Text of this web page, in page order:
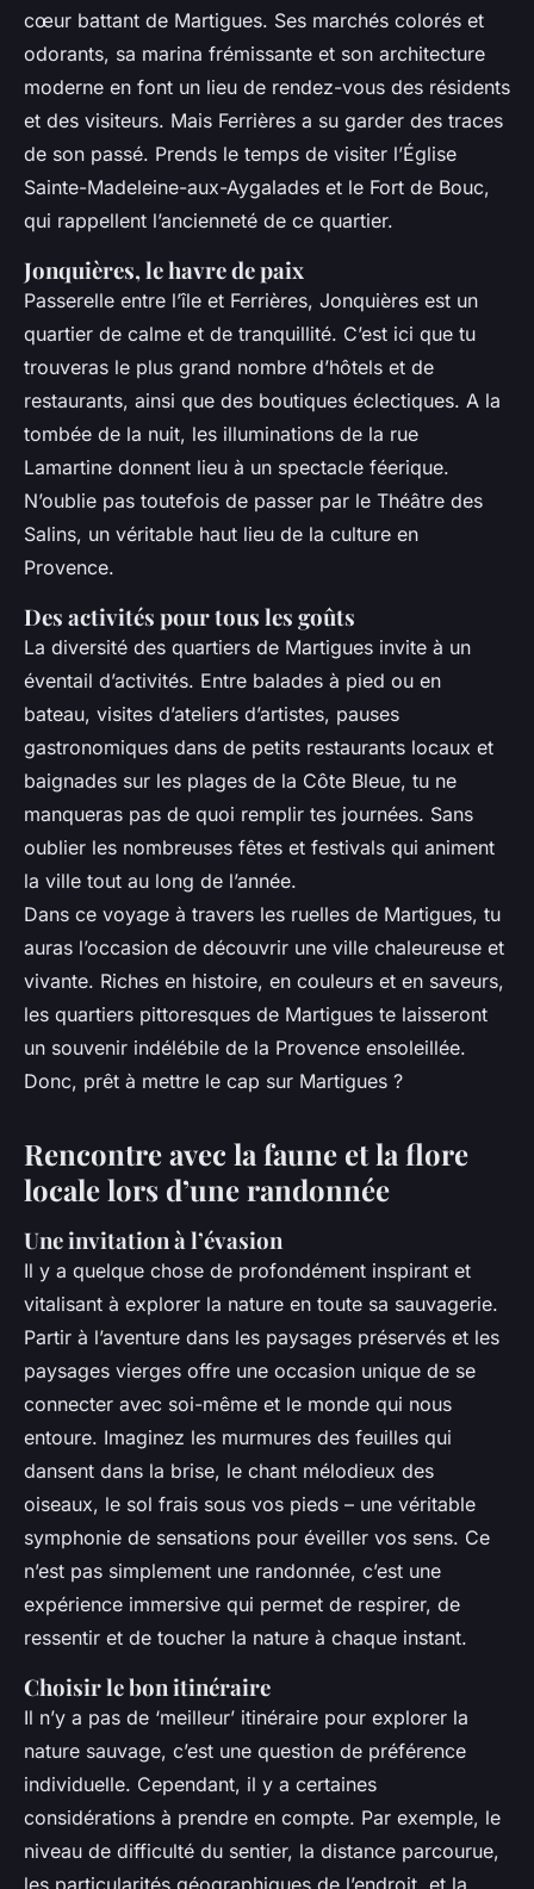
cœur battant de Martigues. Ses marchés colorés et
odorants, sa marina frémissante et son architecture
moderne en font un lieu de rendez-vous des résidents
et des visiteurs. Mais Ferrières a su garder des traces
de son passé. Prends le temps de visiter l’Église
Sainte-Madeleine-aux-Aygalades et le Fort de Bouc,
qui rappellent l’ancienneté de ce quartier.
Jonquières, le havre de paix
Passerelle entre l’île et Ferrières, Jonquières est un
quartier de calme et de tranquillité. C’est ici que tu
trouveras le plus grand nombre d’hôtels et de
restaurants, ainsi que des boutiques éclectiques. A la
tombée de la nuit, les illuminations de la rue
Lamartine donnent lieu à un spectacle féerique.
N’oublie pas toutefois de passer par le Théâtre des
Salins, un véritable haut lieu de la culture en
Provence.
Des activités pour tous les goûts
La diversité des quartiers de Martigues invite à un
éventail d’activités. Entre balades à pied ou en
bateau, visites d’ateliers d’artistes, pauses
gastronomiques dans de petits restaurants locaux et
baignades sur les plages de la Côte Bleue, tu ne
manqueras pas de quoi remplir tes journées. Sans
oublier les nombreuses fêtes et festivals qui animent
la ville tout au long de l’année.
Dans ce voyage à travers les ruelles de Martigues, tu
auras l’occasion de découvrir une ville chaleureuse et
vivante. Riches en histoire, en couleurs et en saveurs,
les quartiers pittoresques de Martigues te laisseront
un souvenir indélébile de la Provence ensoleillée.
Donc, prêt à mettre le cap sur Martigues ?
Rencontre avec la faune et la flore
locale lors d’une randonnée
Une invitation à l’évasion
Il y a quelque chose de profondément inspirant et
vitalisant à explorer la nature en toute sa sauvagerie.
Partir à l’aventure dans les paysages préservés et les
paysages vierges offre une occasion unique de se
connecter avec soi-même et le monde qui nous
entoure. Imaginez les murmures des feuilles qui
dansent dans la brise, le chant mélodieux des
oiseaux, le sol frais sous vos pieds – une véritable
symphonie de sensations pour éveiller vos sens. Ce
n’est pas simplement une randonnée, c’est une
expérience immersive qui permet de respirer, de
ressentir et de toucher la nature à chaque instant.
Choisir le bon itinéraire
Il n’y a pas de ‘meilleur’ itinéraire pour explorer la
nature sauvage, c’est une question de préférence
individuelle. Cependant, il y a certaines
considérations à prendre en compte. Par exemple, le
niveau de difficulté du sentier, la distance parcourue,
les particularités géographiques de l’endroit, et la